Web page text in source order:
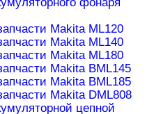
фонаря
Makita ML120
Makita ML140
Makita ML180
Makita BML145
Makita BML185
Makita DML808
цепной